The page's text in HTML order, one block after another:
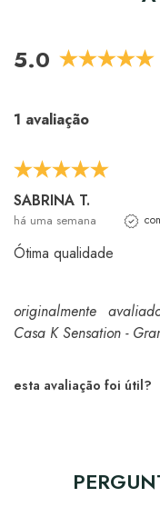
5.0
1 avaliação
SABRINA T.
há uma semana
Ótima qualidade
originalmente
Casa K Sensation -
esta avaliação foi útil?